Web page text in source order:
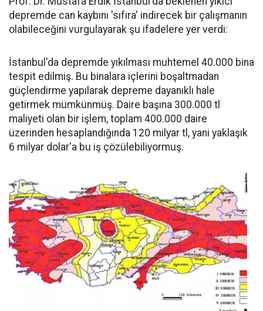
depremde can kaybını 'sıfıra' indirecek bir çalışmanın
olabileceğini vurgulayarak şu ifadelere yer verdi:
İstanbul'da depremde yıkılması muhtemel 40.000 bina
tespit edilmiş. Bu binalara içlerini boşaltmadan
güçlendirme yapılarak depreme dayanıklı hale
getirmek mümkünmüş. Daire başına 300.000 tl
maliyeti olan bir işlem, toplam 400.000 daire
üzerinden hesaplandığında 120 milyar tl, yani yaklaşık
6 milyar dolar'a bu iş çözülebiliyormuş.